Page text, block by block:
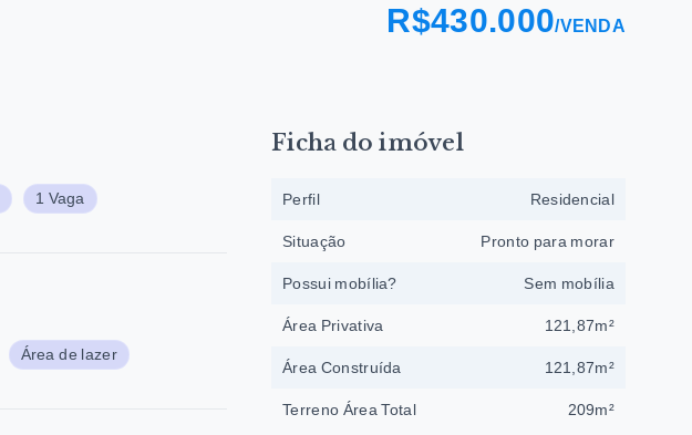
R$430.000/VENDA
1 Vaga
Área de lazer
Ficha do imóvel
Perfil Residencial
Situação Pronto para morar
Possui mobília? Sem mobília
Área Privativa 121,87m²
Área Construída 121,87m²
Terreno Área Total 209m²